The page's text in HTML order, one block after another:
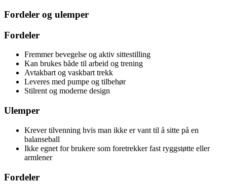
Fordeler og ulemper
Fordeler
Fremmer bevegelse og aktiv sittestilling
Kan brukes både til arbeid og trening
Avtakbart og vaskbart trekk
Leveres med pumpe og tilbehør
Stilrent og moderne design
Ulemper
Krever tilvenning hvis man ikke er vant til å sitte på en
balanseball
Ikke egnet for brukere som foretrekker fast ryggstøtte eller
armlener
Fordeler